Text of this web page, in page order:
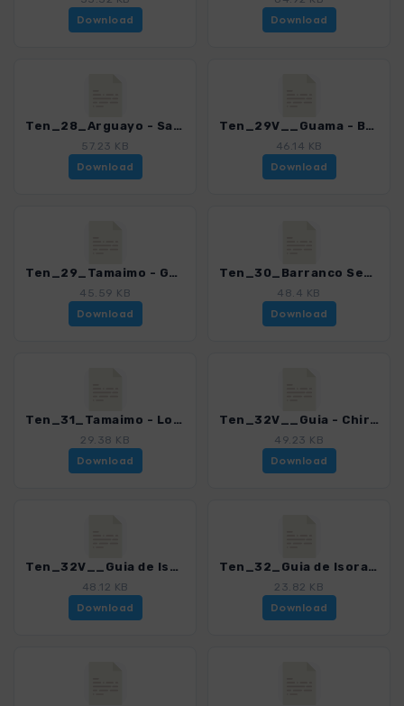
Download
Download
Ten_28_Arguayo - Santiago_4016_15.gpx
57.23 KB
Download
Ten_29V__Guama - Bujero_4016_15.gpx
46.14 KB
Download
Ten_29_Tamaimo - Guama_4016_15.gpx
45.59 KB
Download
Ten_30_Barranco Seco_4016_15.gpx
48.4 KB
Download
Ten_31_Tamaimo - Los Gigantes_4016_15.gpx
29.38 KB
Download
Ten_32V__Guia - Chirche - Finca Ramallo_4016_15.gpx
49.23 KB
Download
Ten_32V__Guia de Isora - Chirche_4016_15.gpx
48.12 KB
Download
Ten_32_Guia de Isora - Chirche_4016_15.gpx
23.82 KB
Download